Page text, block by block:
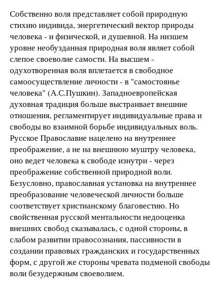
Собственно воля представляет собой природную
стихию индивида, энергетический вектор природы
человека - и физической, и душевной. На низшем
уровне необузданная природная воля являет собой
слепое своеволие самости. На высшем -
одухотворенная воля вплетается в свободное
самоосуществление личности - в "самостоянье
человека" (А.С.Пушкин). Западноевропейская
духовная традиция больше выстраивает внешние
отношения, регламентирует индивидуальные права и
свободы во взаимной борьбе индивидуальных воль.
Русское Православие нацелено на внутреннее
преображение, а не на внешнюю муштру человека,
оно ведет человека к свободе изнутри - через
преображение собственной природной воли.
Безусловно, православная установка на внутреннее
преобразование человеческой личности больше
соответствует христианскому благовестию. Но
свойственная русской ментальности недооценка
внешних свобод сказывалась, с одной стороны, в
слабом развитии правосознания, пассивности в
создании правовых гражданских и государственных
форм, с другой же стороны чревата подменой свободы
воли безудержным своеволием.